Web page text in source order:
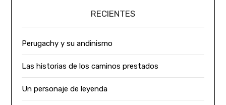
RECIENTES
Perugachy y su andinismo
Las historias de los caminos prestados
Un personaje de leyenda